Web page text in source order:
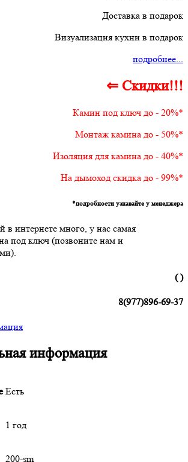
Доставка в подарок
Визуализация кухни в подарок
подробнее...
⇐ Скидки!!!
Камин под ключ до - 20%*
Монтаж камина до - 50%*
Изоляция для камина до - 40%*
На дымоход скидка до - 99%*
*подробности узнавайте у менеджера
в интернете много, у нас самая
под ключ (позвоните нам и
( )
8(977)896-69-37
информация
Есть
1 год
200-sm